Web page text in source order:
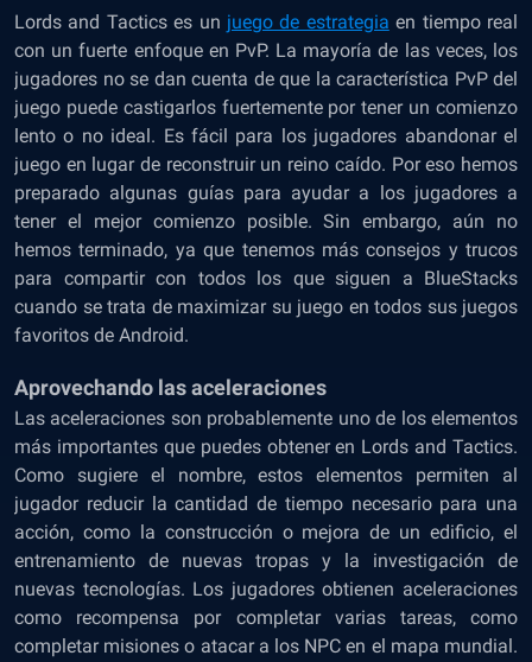
Lords and Tactics es un juego de estrategia en tiempo real
con un fuerte enfoque en PvP. La mayoría de las veces, los
jugadores no se dan cuenta de que la característica PvP del
juego puede castigarlos fuertemente por tener un comienzo
lento o no ideal. Es fácil para los jugadores abandonar el
juego en lugar de reconstruir un reino caído. Por eso hemos
preparado algunas guías para ayudar a los jugadores a
tener el mejor comienzo posible. Sin embargo, aún no
hemos terminado, ya que tenemos más consejos y trucos
para compartir con todos los que siguen a BlueStacks
cuando se trata de maximizar su juego en todos sus juegos
favoritos de Android.
Aprovechando las aceleraciones
Las aceleraciones son probablemente uno de los elementos
más importantes que puedes obtener en Lords and Tactics.
Como sugiere el nombre, estos elementos permiten al
jugador reducir la cantidad de tiempo necesario para una
acción, como la construcción o mejora de un edificio, el
entrenamiento de nuevas tropas y la investigación de
nuevas tecnologías. Los jugadores obtienen aceleraciones
como recompensa por completar varias tareas, como
completar misiones o atacar a los NPC en el mapa mundial.